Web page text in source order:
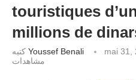
touristiques
millions de
Youssef Benali mai 31,
مشاهدات